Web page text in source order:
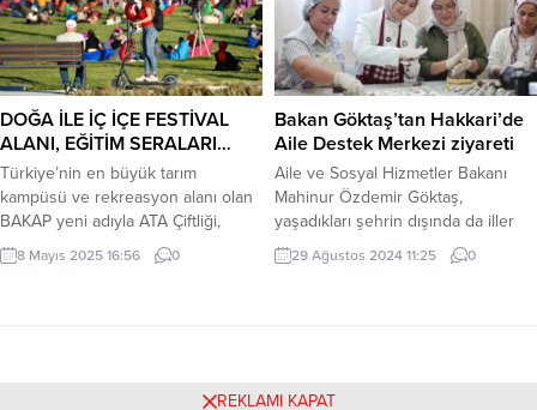
KONYA (İGFA) – Konya Büyükşehir
Belediyesi bünyesinde hizmet
veren Bilgehanelerin Hafızlık
Hazırlık Programı kapsamında
aileler bilgilendirildi. Konya
Büyükşehir Belediyesi Mevlana
Kültür Merkezi’nde düzenlenen
tanıtım programı, 920 öğrenci ile
ailelerden oluşan...
ilgili bilgi paylaştı. BURSA (İGFA) –
Bursa Büyükşehir Belediyesi,
sosyal medya hesabından yaptığı
paylaşımda, kırsal mahallelerdeki
yol çalışmalarının aralıksız devam
ettiğini duyurdu. Belediye ulaşım
altyapısını güçlendirme hedefiyle
yürüttüğü projeler...
DOĞA İLE İÇ İÇE FESTİVAL
ALANI, EĞİTİM SERALARI…
Türkiye’nin en büyük tarım
kampüsü ve rekreasyon alanı olan
BAKAP yeni adıyla ATA Çiftliği,
Başkentlileri bekliyor.
8 Mayıs 2025 16:56 0
Bakan Göktaş’tan Hakkari’de
Aile Destek Merkezi ziyareti
Aile ve Sosyal Hizmetler Bakanı
Mahinur Özdemir Göktaş,
yaşadıkları şehrin dışında da iller
görmek istediklerini belirten
Hakkarili kadınların “Karadeniz turu”
29 Ağustos 2024 11:25 0
REKLAMI KAPAT